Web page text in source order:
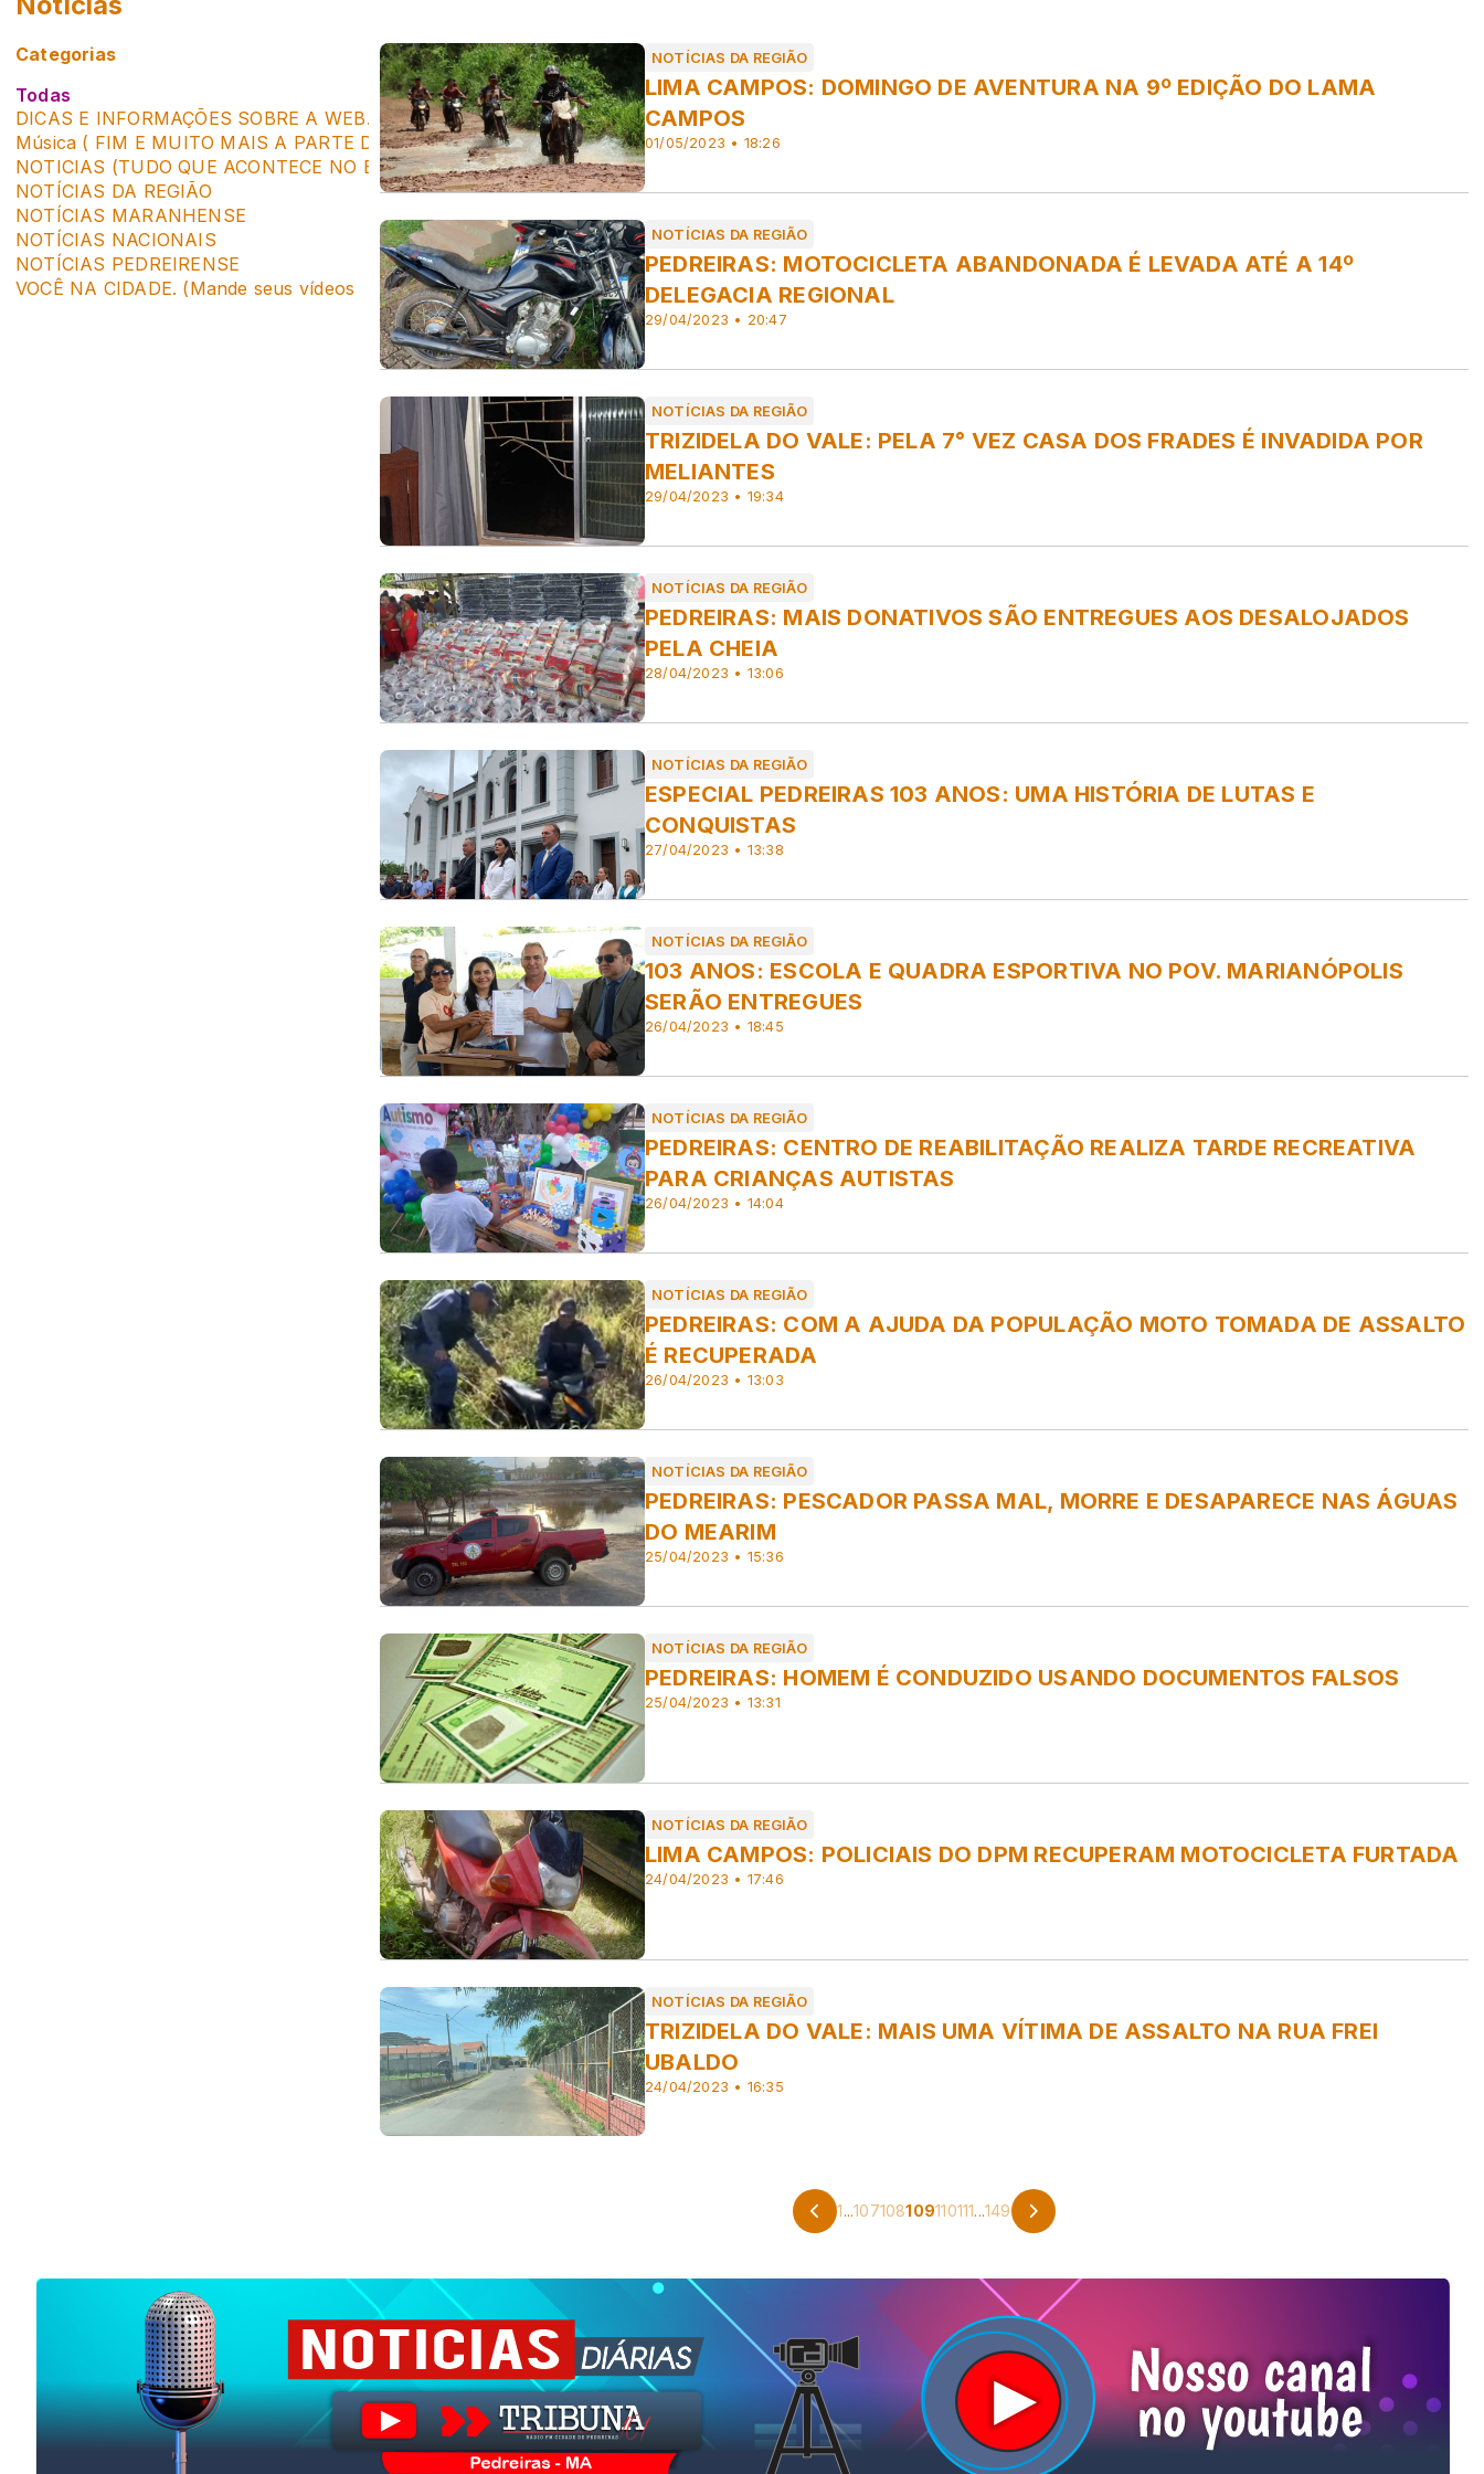
Categorias
Todas
DICAS E INFORMAÇÕES SOBRE A WEB. (SUGESTÃO DE APLICATIVOS /INFORMAÇÕES SOBRE SMARTPHONES. OFERTAS EXCLUSIVAS E MAIS.)
Música ( FIM E MUITO MAIS A PARTE DO QUE ACONTECE NO UNIVERSO DAS ESTRELAS DA MÚSICA DO PLANETA.
NOTICIAS (TUDO QUE ACONTECE NO BRASIL E NO MUNDO. COM INFORMAÇÕES EM TEMPO TEMPO REAL DA REGIÃO CENTRAL DO MARANHÃO)
NOTÍCIAS DA REGIÃO
NOTÍCIAS MARANHENSE
NOTÍCIAS NACIONAIS
NOTÍCIAS PEDREIRENSE
VOCÊ NA CIDADE. (Mande seus vídeos
NOTÍCIAS DA REGIÃO
01/05/2023 • 18:26
LIMA CAMPOS: DOMINGO DE AVENTURA NA 9º EDIÇÃO DO LAMA
CAMPOS
NOTÍCIAS DA REGIÃO
29/04/2023 • 20:47
PEDREIRAS: MOTOCICLETA ABANDONADA É LEVADA ATÉ A 14º
DELEGACIA REGIONAL
NOTÍCIAS DA REGIÃO
29/04/2023 • 19:34
TRIZIDELA DO VALE: PELA 7° VEZ CASA DOS FRADES É INVADIDA POR
MELIANTES
NOTÍCIAS DA REGIÃO
28/04/2023 • 13:06
PEDREIRAS: MAIS DONATIVOS SÃO ENTREGUES AOS DESALOJADOS
PELA CHEIA
NOTÍCIAS DA REGIÃO
27/04/2023 • 13:38
ESPECIAL PEDREIRAS 103 ANOS: UMA HISTÓRIA DE LUTAS E
CONQUISTAS
NOTÍCIAS DA REGIÃO
26/04/2023 • 18:45
103 ANOS: ESCOLA E QUADRA ESPORTIVA NO POV. MARIANÓPOLIS
SERÃO ENTREGUES
NOTÍCIAS DA REGIÃO
26/04/2023 • 14:04
PEDREIRAS: CENTRO DE REABILITAÇÃO REALIZA TARDE RECREATIVA
PARA CRIANÇAS AUTISTAS
NOTÍCIAS DA REGIÃO
26/04/2023 • 13:03
PEDREIRAS: COM A AJUDA DA POPULAÇÃO MOTO TOMADA DE ASSALTO
É RECUPERADA
NOTÍCIAS DA REGIÃO
25/04/2023 • 15:36
PEDREIRAS: PESCADOR PASSA MAL, MORRE E DESAPARECE NAS ÁGUAS
DO MEARIM
NOTÍCIAS DA REGIÃO
25/04/2023 • 13:31
PEDREIRAS: HOMEM É CONDUZIDO USANDO DOCUMENTOS FALSOS
NOTÍCIAS DA REGIÃO
24/04/2023 • 17:46
LIMA CAMPOS: POLICIAIS DO DPM RECUPERAM MOTOCICLETA FURTADA
NOTÍCIAS DA REGIÃO
24/04/2023 • 16:35
TRIZIDELA DO VALE: MAIS UMA VÍTIMA DE ASSALTO NA RUA FREI
UBALDO
1...107108109110111...149